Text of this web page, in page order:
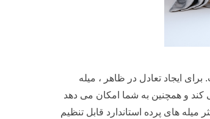
ایجاد تعادل در ظاهر ، میله
را ایجاد می کند و همچنین به شما امکان می دهد
های پرده استاندارد قابل تنظیم